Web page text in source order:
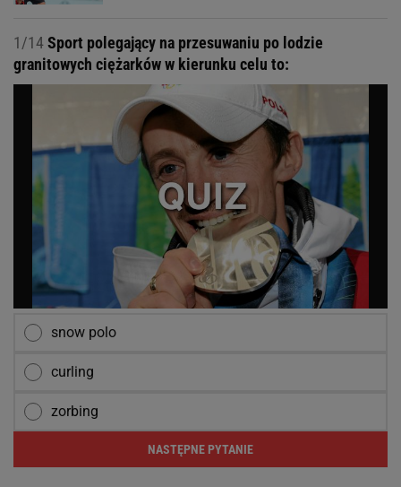
1/14Sport polegający na przesuwaniu po lodzie
granitowych ciężarków w kierunku celu to:
snow polo
curling
zorbing
NASTĘPNE PYTANIE